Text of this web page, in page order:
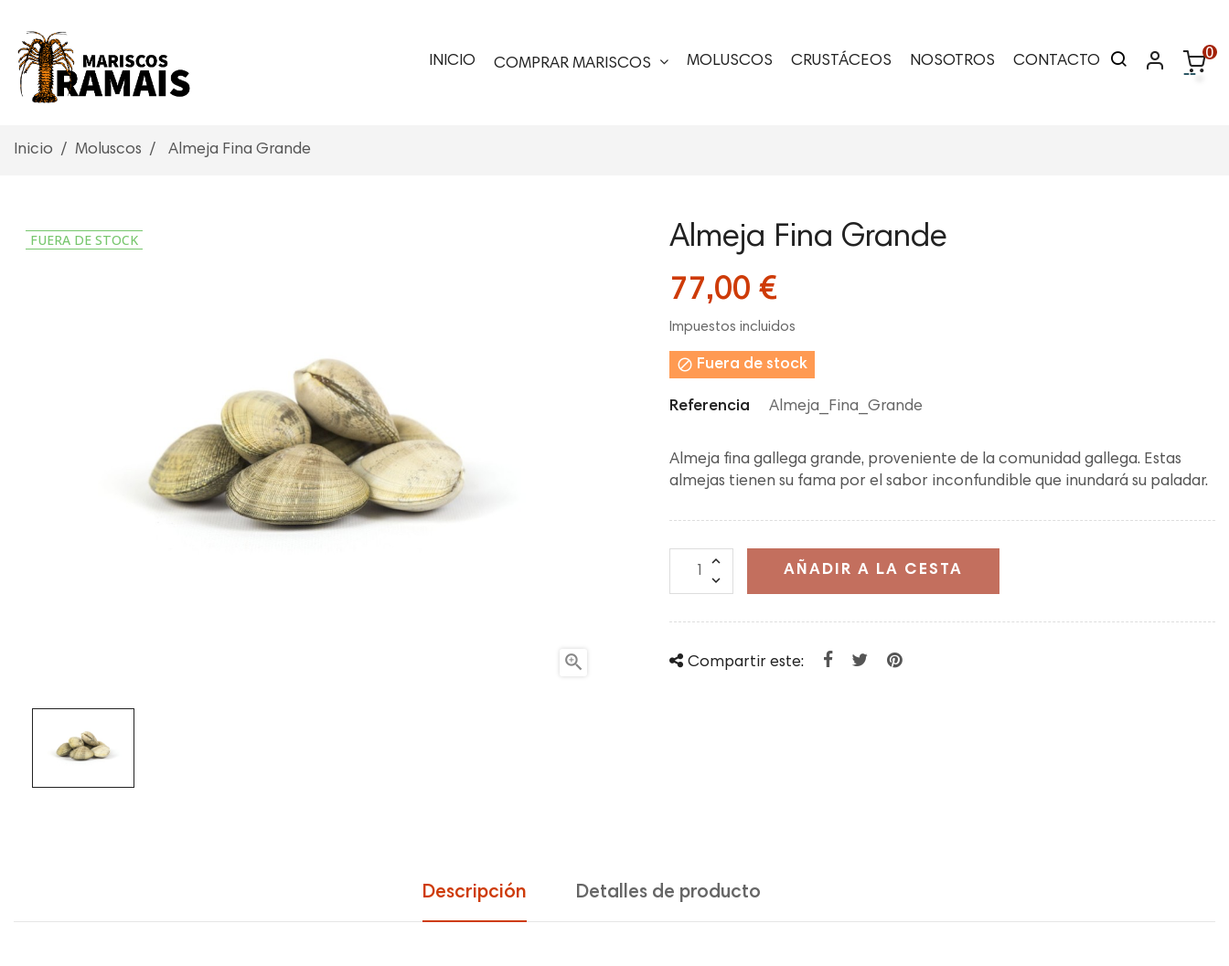
INICIO COMPRAR MARISCOS MOLUSCOS CRUSTÁCEOS NOSOTROS CONTACTO 0
Inicio Moluscos Almeja Fina Grande
FUERA DE STOCK

Almeja Fina Grande
77,00 €
Impuestos incluidos
 Fuera de stock
Referencia Almeja_Fina_Grande
Almeja fina gallega grande, proveniente de la comunidad gallega. Estas
almejas tienen su fama por el sabor inconfundible que inundará su paladar.
AÑADIR A LA CESTA
Compartir este:
Descripción Detalles de producto